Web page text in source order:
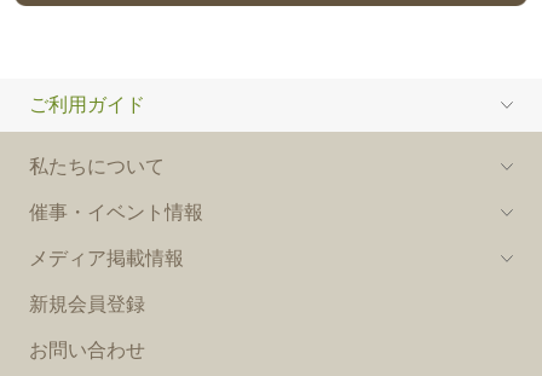
ご利用ガイド
私たちについて
催事・イベント情報
メディア掲載情報
新規会員登録
お問い合わせ